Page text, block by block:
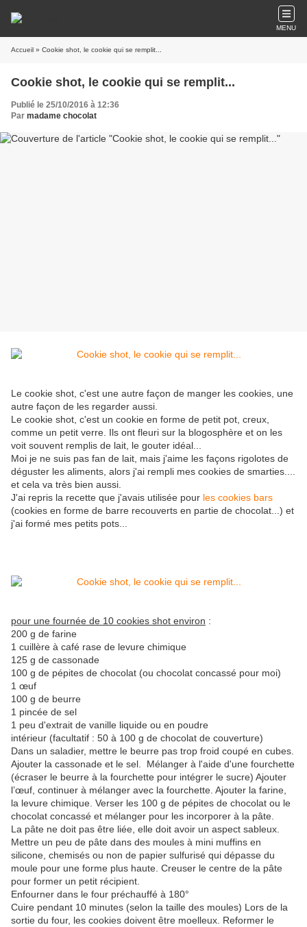
MENU
Accueil » Cookie shot, le cookie qui se remplit...
Cookie shot, le cookie qui se remplit...
Publié le 25/10/2016 à 12:36
Par madame chocolat
Le cookie shot, c'est une autre façon de manger les cookies, une
autre façon de les regarder aussi.
Le cookie shot, c'est un cookie en forme de petit pot, creux,
comme un petit verre. Ils ont fleuri sur la blogosphère et on les
voit souvent remplis de lait, le gouter idéal...
Moi je ne suis pas fan de lait, mais j'aime les façons rigolotes de
déguster les aliments, alors j'ai rempli mes cookies de smarties....
et cela va très bien aussi.
J'ai repris la recette que j'avais utilisée pour les cookies bars
(cookies en forme de barre recouverts en partie de chocolat...) et
j'ai formé mes petits pots...
pour une fournée de 10 cookies shot environ :
200 g de farine
1 cuillère à café rase de levure chimique
125 g de cassonade
100 g de pépites de chocolat (ou chocolat concassé pour moi)
1 œuf
100 g de beurre
1 pincée de sel
1 peu d'extrait de vanille liquide ou en poudre
intérieur (facultatif : 50 à 100 g de chocolat de couverture)
Dans un saladier, mettre le beurre pas trop froid coupé en cubes.
Ajouter la cassonade et le sel. Mélanger à l'aide d'une fourchette
(écraser le beurre à la fourchette pour intégrer le sucre) Ajouter
l’œuf, continuer à mélanger avec la fourchette. Ajouter la farine,
la levure chimique. Verser les 100 g de pépites de chocolat ou le
chocolat concassé et mélanger pour les incorporer à la pâte.
La pâte ne doit pas être liée, elle doit avoir un aspect sableux.
Mettre un peu de pâte dans des moules à mini muffins en
silicone, chemisés ou non de papier sulfurisé qui dépasse du
moule pour une forme plus haute. Creuser le centre de la pâte
pour former un petit récipient.
Enfourner dans le four préchauffé à 180°
Cuire pendant 10 minutes (selon la taille des moules) Lors de la
sortie du four, les cookies doivent être moelleux. Reformer le